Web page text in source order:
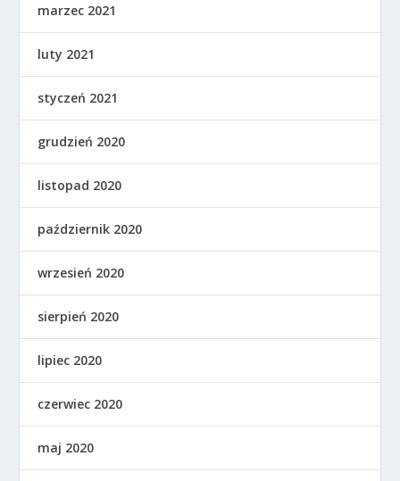
marzec 2021
luty 2021
styczeń 2021
grudzień 2020
listopad 2020
październik 2020
wrzesień 2020
sierpień 2020
lipiec 2020
czerwiec 2020
maj 2020